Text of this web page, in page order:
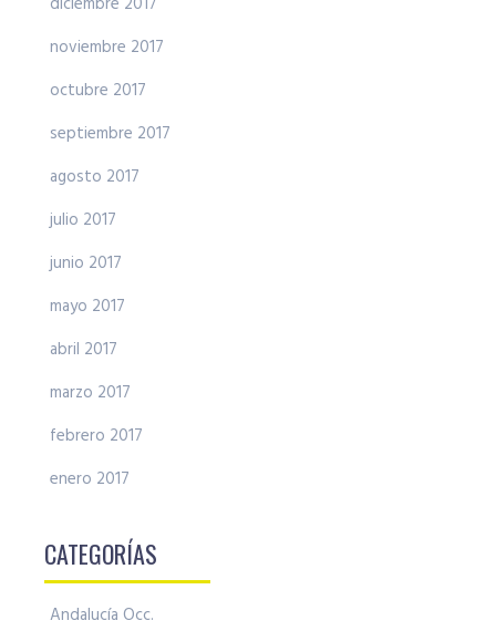
noviembre 2017
octubre 2017
septiembre 2017
agosto 2017
julio 2017
junio 2017
mayo 2017
abril 2017
marzo 2017
febrero 2017
enero 2017
CATEGORÍAS
Andalucía Occ.